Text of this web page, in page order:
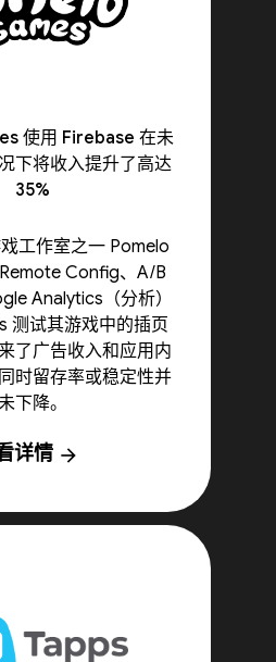
使用 Firebase 在未
下将收入提升了高达
35%
工作室之一 Pomelo
Config、A/B
Analytics（分析）
测试其游戏中的插页
了广告收入和应用内
时留存率或稳定性并
下降。
详情 arrow_forward